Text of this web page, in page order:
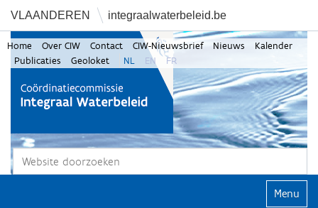
VLAANDEREN integraalwaterbeleid.be
Zoek
Home Over CIW Contact CIW-Nieuwsbrief Nieuws
Kalender
Publicaties
Geoloket NL EN FR
Klap